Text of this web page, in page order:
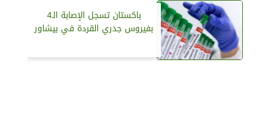
باكستان تسجل الإصابة الـ4
بفيروس جدري القردة في بيشاور